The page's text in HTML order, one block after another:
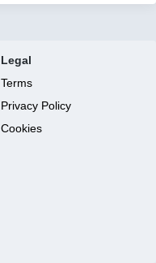
Legal
Terms
Privacy Policy
Cookies